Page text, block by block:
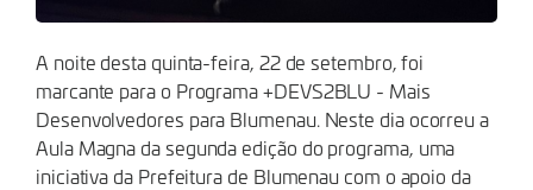
A noite desta quinta-feira, 22 de setembro, foi
marcante para o Programa +DEVS2BLU - Mais
Desenvolvedores para Blumenau. Neste dia ocorreu a
Aula Magna da segunda edição do programa, uma
iniciativa da Prefeitura de Blumenau com o apoio da